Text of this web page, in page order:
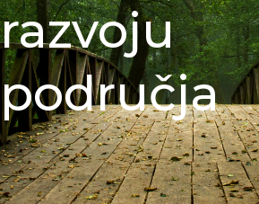
razvoju
područja